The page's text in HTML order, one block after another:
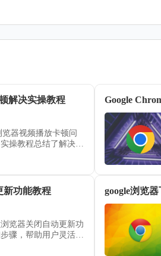
解决实操教程
览器视频播放卡顿问
操教程总结了解决方
Google
新功能教程
览器关闭自动更新功
骤，帮助用户灵活管